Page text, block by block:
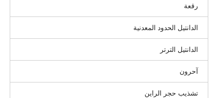
رقعة
الدانتيل الحدود المعدنية
الدانتيل الترتر
آحرون
تشذيب حجر الراين